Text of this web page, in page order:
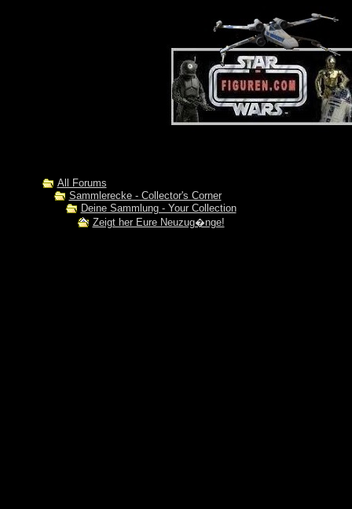
All Forums
Sammlerecke - Collector's Corner
Deine Sammlung - Your Collection
Zeigt her Eure Neuzug�nge!